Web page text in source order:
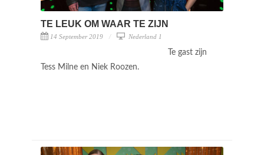
TE LEUK OM WAAR TE ZIJN
14 September 2019 Nederland 1
Te gast zijn
Tess Milne en Niek Roozen.